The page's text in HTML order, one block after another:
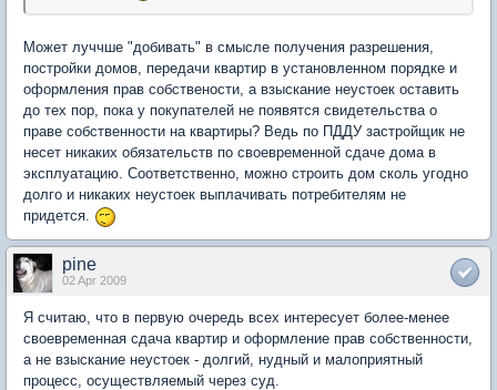
Может луччше "добивать" в смысле получения разрешения,
постройки домов, передачи квартир в установленном порядке и
оформления прав собствености, а взыскание неустоек оставить
до тех пор, пока у покупателей не появятся свидетельства о
праве собственности на квартиры? Ведь по ПДДУ застройщик не
несет никаких обязательств по своевременной сдаче дома в
эксплуатацию. Соответственно, можно строить дом сколь угодно
долго и никаких неустоек выплачивать потребителям не
придется.
pine
02 Apr 2009
Я считаю, что в первую очередь всех интересует более-менее
своевременная сдача квартир и оформление прав собственности,
а не взыскание неустоек - долгий, нудный и малоприятный
процесс, осуществляемый через суд.